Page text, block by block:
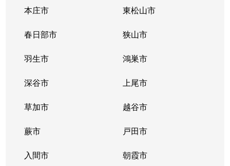
本庄市 東松山市
春日部市 狭山市
羽生市 鴻巣市
深谷市 上尾市
草加市 越谷市
蕨市 戸田市
入間市 朝霞市